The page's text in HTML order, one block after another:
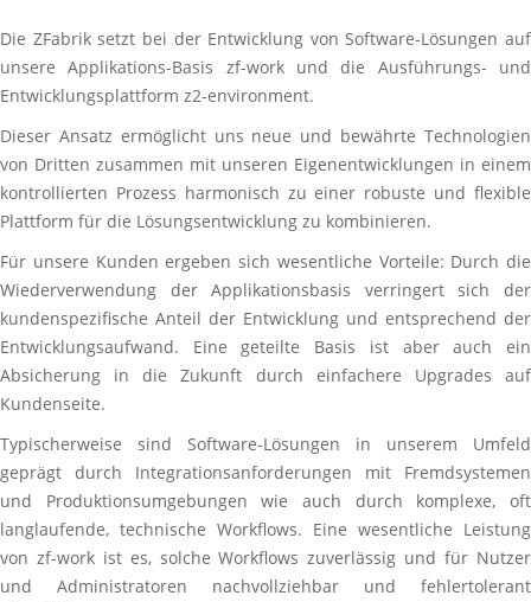
Die ZFabrik setzt bei der Entwicklung von Software-Lösungen auf
unsere Applikations-Basis zf-work und die Ausführungs- und
Entwicklungsplattform z2-environment.
Dieser Ansatz ermöglicht uns neue und bewährte Technologien
von Dritten zusammen mit unseren Eigenentwicklungen in einem
kontrollierten Prozess harmonisch zu einer robuste und flexible
Plattform für die Lösungsentwicklung zu kombinieren.
Für unsere Kunden ergeben sich wesentliche Vorteile: Durch die
Wiederverwendung der Applikationsbasis verringert sich der
kundenspezifische Anteil der Entwicklung und entsprechend der
Entwicklungsaufwand. Eine geteilte Basis ist aber auch ein
Absicherung in die Zukunft durch einfachere Upgrades auf
Kundenseite.
Typischerweise sind Software-Lösungen in unserem Umfeld
geprägt durch Integrationsanforderungen mit Fremdsystemen
und Produktionsumgebungen wie auch durch komplexe, oft
langlaufende, technische Workflows. Eine wesentliche Leistung
von zf-work ist es, solche Workflows zuverlässig und für Nutzer
und Administratoren nachvollziehbar und fehlertolerant